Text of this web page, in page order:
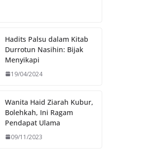
Hadits Palsu dalam Kitab
Durrotun Nasihin: Bijak
Menyikapi
19/04/2024
Wanita Haid Ziarah Kubur,
Bolehkah, Ini Ragam
Pendapat Ulama
09/11/2023